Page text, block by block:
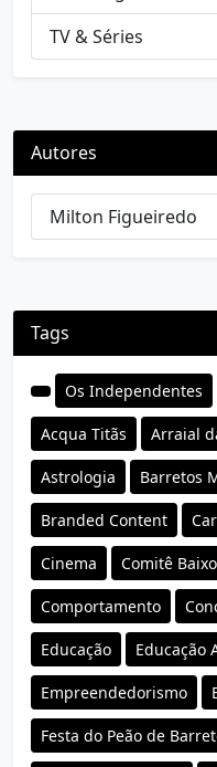
TV & Séries
Autores
Milton Figueiredo
Tags
Os Independentes
Acqua Titãs Arraial
Astrologia Barretos
Branded Content
Cinema Comitê
Comportamento
Educação Educação
Empreendedorismo
Festa do Peão de